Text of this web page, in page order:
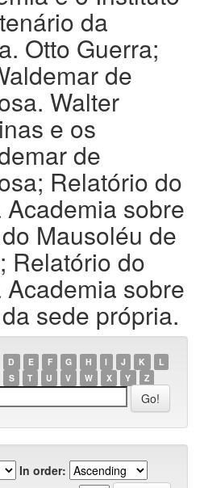
da
Otto Guerra;
de
Walter
e os
de
Relatório do
sobre
Mausoléu de
Relatório do
sobre
sede própria.
D E F G H I J K
L
S T U V W X Y Z
In order: